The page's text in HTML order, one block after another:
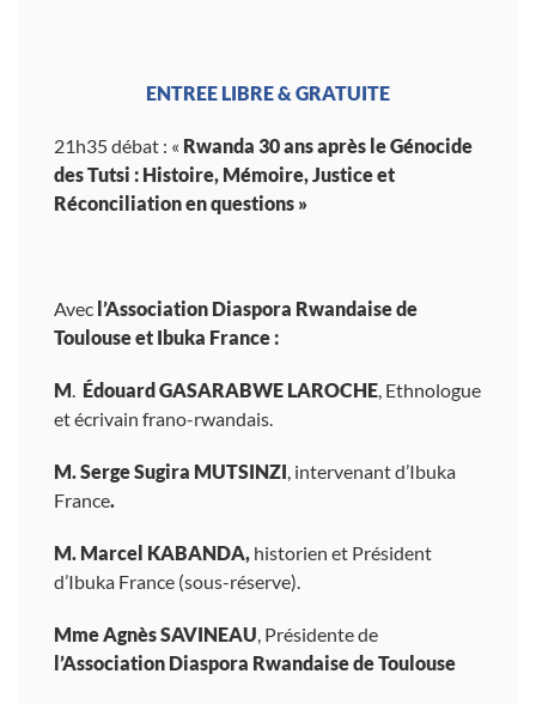
ENTREE LIBRE & GRATUITE
21h35 débat : « Rwanda 30 ans après le Génocide
des Tutsi : Histoire, Mémoire, Justice et
Réconciliation en questions »
Avec l’Association Diaspora Rwandaise de
Toulouse et Ibuka France :
M. Édouard GASARABWE LAROCHE, Ethnologue
et écrivain frano-rwandais.
M. Serge Sugira MUTSINZI, intervenant d’Ibuka
France.
M. Marcel KABANDA, historien et Président
d’Ibuka France (sous-réserve).
Mme Agnès SAVINEAU, Présidente de
l’Association Diaspora Rwandaise de Toulouse